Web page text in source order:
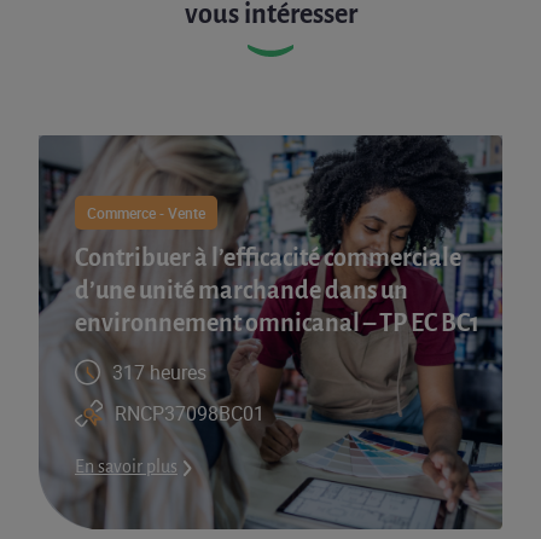
vous intéresser
Commerce - Vente
Contribuer à l’efficacité commerciale
d’une unité marchande dans un
environnement omnicanal – TP EC BC1
317 heures
RNCP37098BC01
En savoir plus